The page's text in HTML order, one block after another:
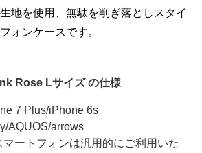
地を使用、無駄を削ぎ落としスタイ
ォンケースです。
Rose Lサイズ の仕様
7 Plus/iPhone 6s
AQUOS/arrows
ートフォンは汎用的にご利用いた